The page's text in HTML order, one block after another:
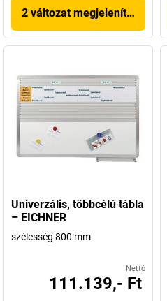
2 változat megjelenítése
Univerzális, többcélú tábla
– EICHNER
szélesség 800 mm
Nettó
111.139,- Ft